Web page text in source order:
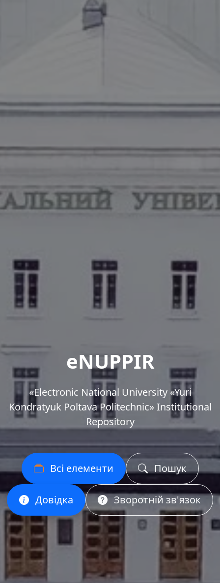
eNUPPIR
«Еlectronic National University «Yuri
Kondratyuk Poltava Politechnic» Institutional
Repository
Всі елементи Пошук
Довідка Зворотній зв'язок